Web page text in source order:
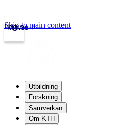
kth.se
Login
Skip to main content
Utbildning
Forskning
Samverkan
Om KTH